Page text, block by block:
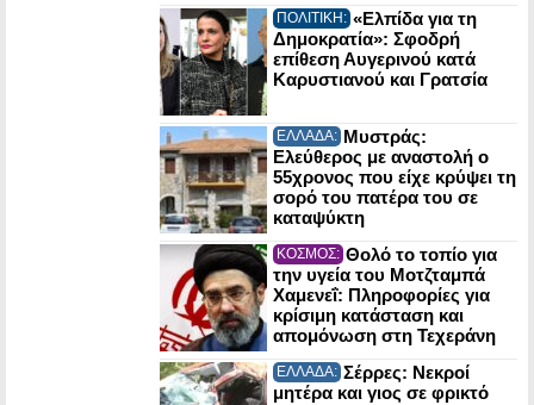
ΠΟΛΙΤΙΚΗ: «Ελπίδα για τη
Δημοκρατία»: Σφοδρή
επίθεση Αυγερινού κατά
Καρυστιανού και Γρατσία
ΕΛΛΑΔΑ: Μυστράς:
Ελεύθερος με αναστολή ο
55χρονος που είχε κρύψει τη
σορό του πατέρα του σε
καταψύκτη
ΚΟΣΜΟΣ: Θολό το τοπίο για
την υγεία του Μοτζταμπά
Χαμενεΐ: Πληροφορίες για
κρίσιμη κατάσταση και
απομόνωση στη Τεχεράνη
ΕΛΛΑΔΑ: Σέρρες: Νεκροί
μητέρα και γιος σε φρικτό